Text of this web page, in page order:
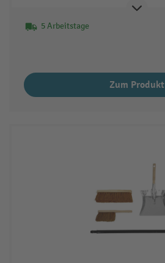
5 Arbeitstage
Zum Produkt